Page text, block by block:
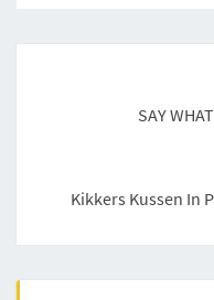
SAY
Kikkers Kussen In